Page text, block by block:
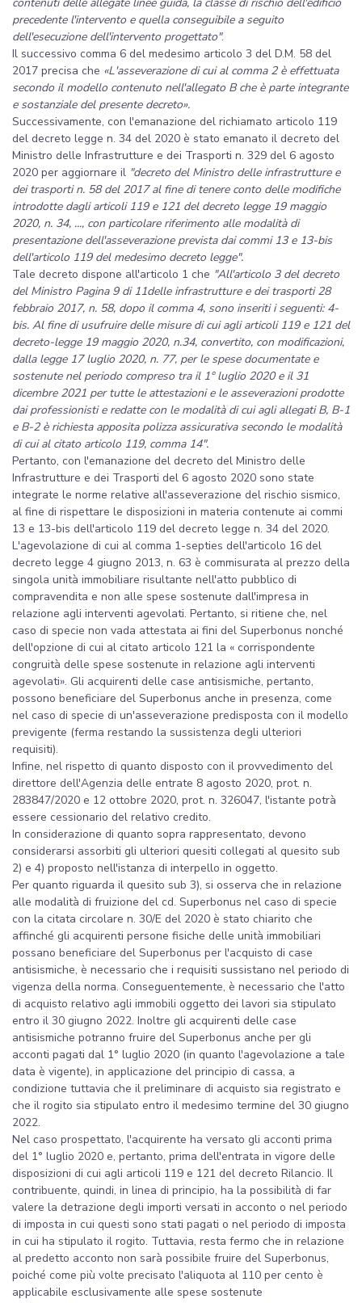
precedente l'intervento e quella conseguibile a seguito
dell'esecuzione dell'intervento progettato".
Il successivo comma 6 del medesimo articolo 3 del D.M. 58 del
2017 precisa che «L'asseverazione di cui al comma 2 è effettuata
secondo il modello contenuto nell'allegato B che è parte integrante
e sostanziale del presente decreto».
Successivamente, con l'emanazione del richiamato articolo 119
del decreto legge n. 34 del 2020 è stato emanato il decreto del
Ministro delle Infrastrutture e dei Trasporti n. 329 del 6 agosto
2020 per aggiornare il "decreto del Ministro delle infrastrutture e
dei trasporti n. 58 del 2017 al fine di tenere conto delle modifiche
introdotte dagli articoli 119 e 121 del decreto legge 19 maggio
2020, n. 34, ..., con particolare riferimento alle modalità di
presentazione dell'asseverazione prevista dai commi 13 e 13-bis
dell'articolo 119 del medesimo decreto legge".
Tale decreto dispone all'articolo 1 che "All'articolo 3 del decreto
del Ministro Pagina 9 di 11delle infrastrutture e dei trasporti 28
febbraio 2017, n. 58, dopo il comma 4, sono inseriti i seguenti: 4-
bis. Al fine di usufruire delle misure di cui agli articoli 119 e 121 del
decreto-legge 19 maggio 2020, n.34, convertito, con modificazioni,
dalla legge 17 luglio 2020, n. 77, per le spese documentate e
sostenute nel periodo compreso tra il 1° luglio 2020 e il 31
dicembre 2021 per tutte le attestazioni e le asseverazioni prodotte
dai professionisti e redatte con le modalità di cui agli allegati B, B-1
e B-2 è richiesta apposita polizza assicurativa secondo le modalità
di cui al citato articolo 119, comma 14".
Pertanto, con l'emanazione del decreto del Ministro delle
Infrastrutture e dei Trasporti del 6 agosto 2020 sono state
integrate le norme relative all'asseverazione del rischio sismico,
al fine di rispettare le disposizioni in materia contenute ai commi
13 e 13-bis dell'articolo 119 del decreto legge n. 34 del 2020.
L'agevolazione di cui al comma 1-septies dell'articolo 16 del
decreto legge 4 giugno 2013, n. 63 è commisurata al prezzo della
singola unità immobiliare risultante nell'atto pubblico di
compravendita e non alle spese sostenute dall'impresa in
relazione agli interventi agevolati. Pertanto, si ritiene che, nel
caso di specie non vada attestata ai fini del Superbonus nonché
dell'opzione di cui al citato articolo 121 la « corrispondente
congruità delle spese sostenute in relazione agli interventi
agevolati». Gli acquirenti delle case antisismiche, pertanto,
possono beneficiare del Superbonus anche in presenza, come
nel caso di specie di un'asseverazione predisposta con il modello
previgente (ferma restando la sussistenza degli ulteriori
requisiti).
Infine, nel rispetto di quanto disposto con il provvedimento del
direttore dell'Agenzia delle entrate 8 agosto 2020, prot. n.
283847/2020 e 12 ottobre 2020, prot. n. 326047, l'istante potrà
essere cessionario del relativo credito.
In considerazione di quanto sopra rappresentato, devono
considerarsi assorbiti gli ulteriori quesiti collegati al quesito sub
2) e 4) proposto nell'istanza di interpello in oggetto.
Per quanto riguarda il quesito sub 3), si osserva che in relazione
alle modalità di fruizione del cd. Superbonus nel caso di specie
con la citata circolare n. 30/E del 2020 è stato chiarito che
affinché gli acquirenti persone fisiche delle unità immobiliari
possano beneficiare del Superbonus per l'acquisto di case
antisismiche, è necessario che i requisiti sussistano nel periodo di
vigenza della norma. Conseguentemente, è necessario che l'atto
di acquisto relativo agli immobili oggetto dei lavori sia stipulato
entro il 30 giugno 2022. Inoltre gli acquirenti delle case
antisismiche potranno fruire del Superbonus anche per gli
acconti pagati dal 1° luglio 2020 (in quanto l'agevolazione a tale
data è vigente), in applicazione del principio di cassa, a
condizione tuttavia che il preliminare di acquisto sia registrato e
che il rogito sia stipulato entro il medesimo termine del 30 giugno
2022.
Nel caso prospettato, l'acquirente ha versato gli acconti prima
del 1° luglio 2020 e, pertanto, prima dell'entrata in vigore delle
disposizioni di cui agli articoli 119 e 121 del decreto Rilancio. Il
contribuente, quindi, in linea di principio, ha la possibilità di far
valere la detrazione degli importi versati in acconto o nel periodo
di imposta in cui questi sono stati pagati o nel periodo di imposta
in cui ha stipulato il rogito. Tuttavia, resta fermo che in relazione
al predetto acconto non sarà possibile fruire del Superbonus,
poiché come più volte precisato l'aliquota al 110 per cento è
applicabile esclusivamente alle spese sostenute